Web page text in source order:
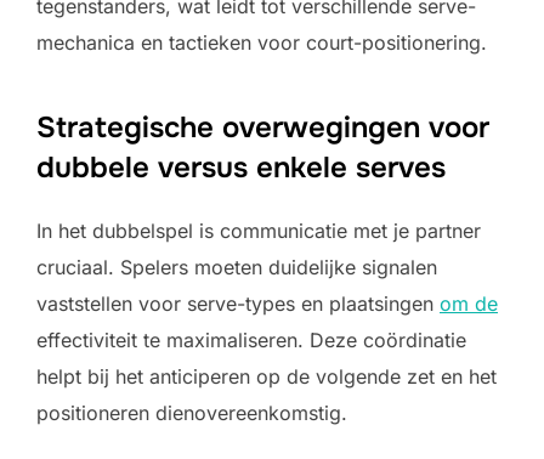
tegenstanders, wat leidt tot verschillende serve-
mechanica en tactieken voor court-positionering.
Strategische overwegingen voor
dubbele versus enkele serves
In het dubbelspel is communicatie met je partner
cruciaal. Spelers moeten duidelijke signalen
vaststellen voor serve-types en plaatsingen om de
effectiviteit te maximaliseren. Deze coördinatie
helpt bij het anticiperen op de volgende zet en het
positioneren dienovereenkomstig.